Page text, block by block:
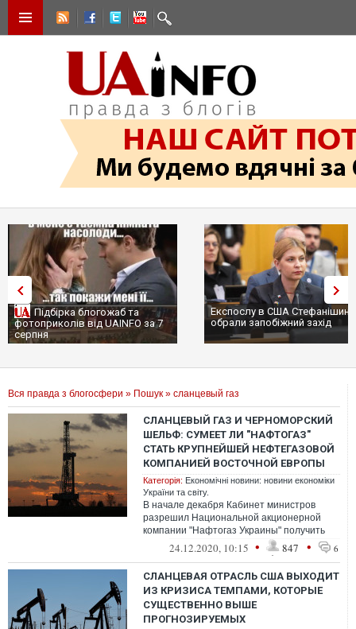
Підбірка блогожаб та
фотоприколів від UAINFO за 7
серпня
Експослу в США
обрали запобіжний захід
Вся правда з блогосфери » Пошук » сланцевый газ
СЛАНЦЕВЫЙ ГАЗ И ЧЕРНОМОРСКИЙ
ШЕЛЬФ: СУМЕЕТ ЛИ "НАФТОГАЗ"
СТАТЬ КРУПНЕЙШЕЙ НЕФТЕГАЗОВОЙ
КОМПАНИЕЙ ВОСТОЧНОЙ ЕВРОПЫ
Категорія: Економічні новини: новини економіки
України та світу.
В начале декабря Кабинет министров
разрешил Национальной акционерной
компании "Нафтогаз Украины" получить
право на освоение Юзовской
нефтегазоносной п...
24.12.2020, 10:15 • 847 • 6
СЛАНЦЕВАЯ ОТРАСЛЬ США ВЫХОДИТ
ИЗ КРИЗИСА ТЕМПАМИ, КОТОРЫЕ
СУЩЕСТВЕННО ВЫШЕ
ПРОГНОЗИРУЕМЫХ